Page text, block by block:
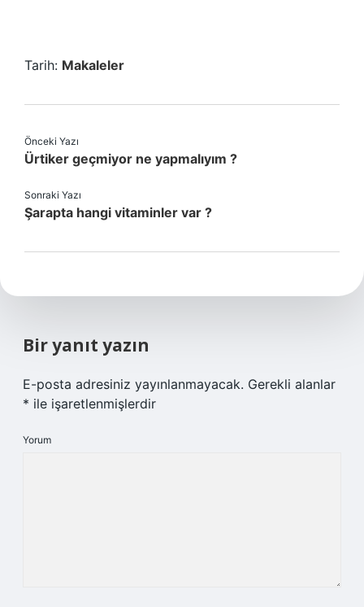
Tarih: Makaleler
Önceki Yazı
Ürtiker geçmiyor ne yapmalıyım ?
Sonraki Yazı
Şarapta hangi vitaminler var ?
Bir yanıt yazın
E-posta adresiniz yayınlanmayacak. Gerekli alanlar
* ile işaretlenmişlerdir
Yorum